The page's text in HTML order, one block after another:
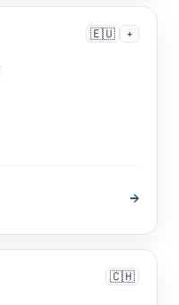
🇪🇺 +
→
🇨🇭